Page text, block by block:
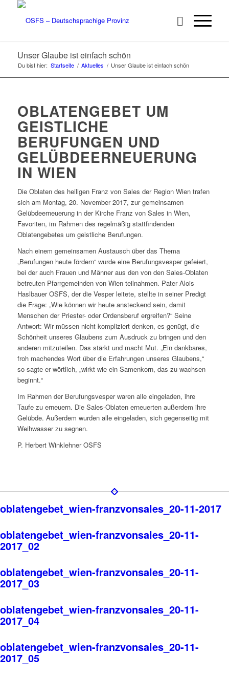
Unser Glaube ist einfach schön
Du bist hier: Startseite / Aktuelles / Unser Glaube ist einfach schön
OBLATENGEBET UM
GEISTLICHE
BERUFUNGEN UND
GELÜBDEERNEUERUNG
IN WIEN
Die Oblaten des heiligen Franz von Sales der Region Wien trafen
sich am Montag, 20. November 2017, zur gemeinsamen
Gelübdeerneuerung in der Kirche Franz von Sales in Wien,
Favoriten, im Rahmen des regelmäßig stattfindenden
Oblatengebetes um geistliche Berufungen.
Nach einem gemeinsamen Austausch über das Thema
„Berufungen heute fördern“ wurde eine Berufungsvesper gefeiert,
bei der auch Frauen und Männer aus den von den Sales-Oblaten
betreuten Pfarrgemeinden von Wien teilnahmen. Pater Alois
Haslbauer OSFS, der die Vesper leitete, stellte in seiner Predigt
die Frage: „Wie können wir heute ansteckend sein, damit
Menschen der Priester- oder Ordensberuf ergreifen?“ Seine
Antwort: Wir müssen nicht kompliziert denken, es genügt, die
Schönheit unseres Glaubens zum Ausdruck zu bringen und den
anderen mitzuteilen. Das stärkt und macht Mut. „Ein dankbares,
froh machendes Wort über die Erfahrungen unseres Glaubens,“
so sagte er wörtlich, „wirkt wie ein Samenkorn, das zu wachsen
beginnt.“
Im Rahmen der Berufungsvesper waren alle eingeladen, ihre
Taufe zu erneuern. Die Sales-Oblaten erneuerten außerdem ihre
Gelübde. Außerdem wurden alle eingeladen, sich gegenseitig mit
Weihwasser zu segnen.
P. Herbert Winklehner OSFS
oblatengebet_wien-franzvonsales_20-11-2017
oblatengebet_wien-franzvonsales_20-11-
2017_02
oblatengebet_wien-franzvonsales_20-11-
2017_03
oblatengebet_wien-franzvonsales_20-11-
2017_04
oblatengebet_wien-franzvonsales_20-11-
2017_05